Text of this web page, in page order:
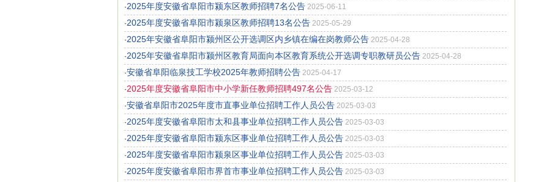
·2025年度安徽省阜阳市颍东区教师招聘7名公告 2025-06-11
·2025年度安徽省阜阳市颍泉区教师招聘13名公告 2025-05-29
·2025年安徽省阜阳市颍州区公开选调区内乡镇在编在岗教师公告 2025-04-28
·2025年安徽省阜阳市颍州区教育局面向本区教育系统公开选调专职教研员公告 2025-04-28
·安徽省阜阳临泉技工学校2025年教师招聘公告 2025-04-17
·2025年度安徽省阜阳市中小学新任教师招聘497名公告 2025-03-12
·安徽省阜阳市2025年度市直事业单位招聘工作人员公告 2025-03-03
·2025年度安徽省阜阳市太和县事业单位招聘工作人员公告 2025-03-03
·2025年度安徽省阜阳市颍东区事业单位招聘工作人员公告 2025-03-03
·2025年度安徽省阜阳市颍泉区事业单位招聘工作人员公告 2025-03-03
·2025年度安徽省阜阳市界首市事业单位招聘工作人员公告 2025-03-03